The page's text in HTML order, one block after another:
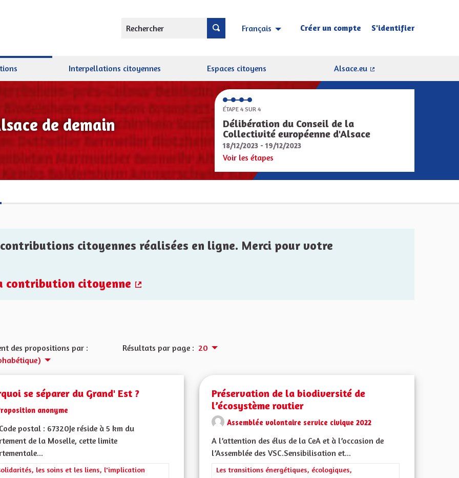
Rechercher Français Choisir la langue Sprache wählen
Créer un compte S'identifier
Interpellations citoyennes Espaces citoyens
Alsace.eu
de demain
ÉTAPE 4 SUR 4
Délibération du Conseil de la
Collectivité européenne d'Alsace
18/12/2023 - 19/12/2023
Voir les étapes
citoyennes réalisées en ligne. Merci pour votre
contribution citoyenne
des propositions par :
Résultats par page : 20
se séparer du Grand' Est ?
anonyme
postal : 67320Je réside à 5 km du
de la Moselle, cette limite
les résultats de la catégorie : Les solidarités, les soins et les liens, l'implication citoyenne
les soins et les liens, l'implication
Préservation de la biodiversité de
l’écosystème routier
Assemblée volontaire service civique 2022
A l’attention des élus de la CeA et à l’occasion de
l’Assemblée des VSC.Sensibilisation et...
Filtrer les résultats de la catégorie : Les transitions énergétiques,
Les transitions énergétiques, écologiques,